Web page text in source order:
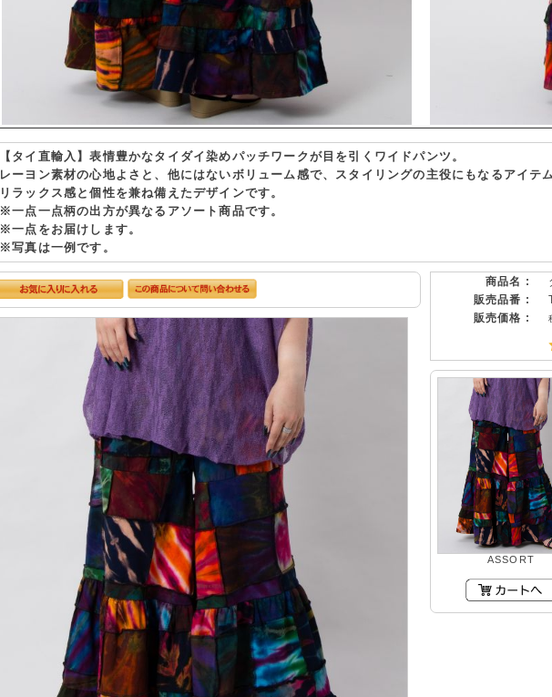
【タイ直輸入】表情豊かなタイダイ染めパッチワークが目を引くワイドパンツ。
レーヨン素材の心地よさと、他にはないボリューム感で、スタイリングの主役にもなるアイテ
リラックス感と個性を兼ね備えたデザインです。
※一点一点柄の出方が異なるアソート商品です。
※一点をお届けします。
※写真は一例です。
商品名 :
販売品番 :
販売価格 :
ASSORT